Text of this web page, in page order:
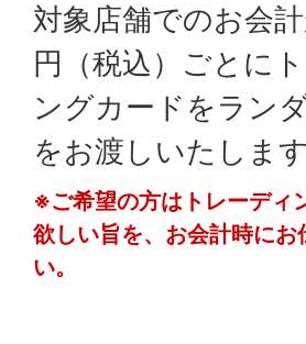
対象店舗でのお会
円（税込）ごとに
ングカードをラン
をお渡しいたします
※ご希望の方はトレーディ
欲しい旨を、お会計時にお
い。